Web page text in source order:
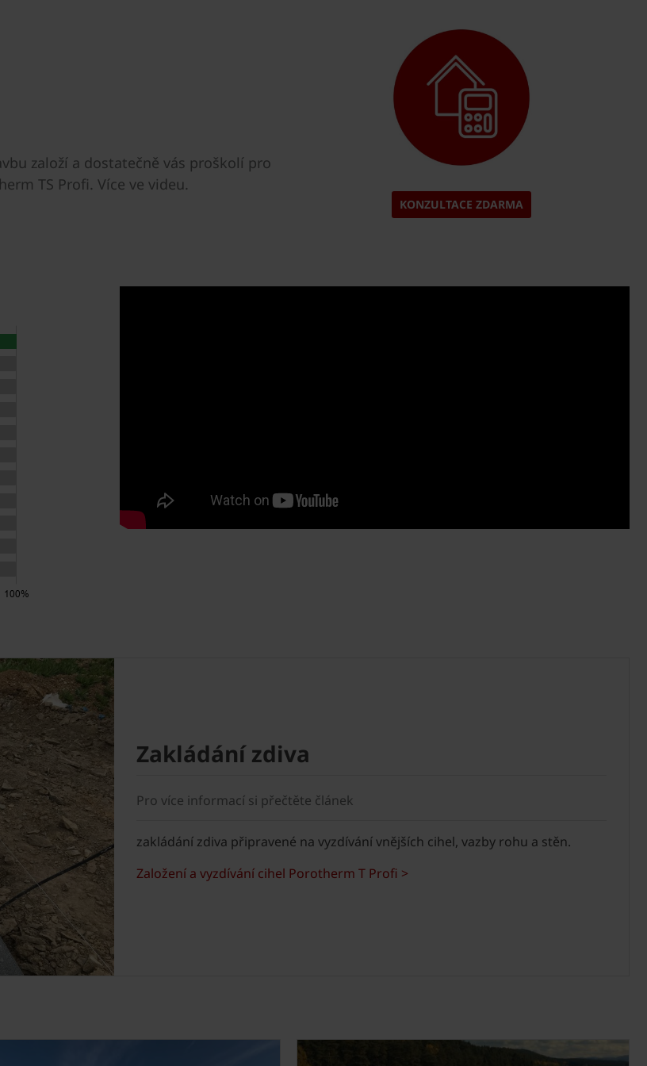
založí a dostatečně vás proškolí pro
TS Profi. Více ve videu.
KONZULTACE ZDARMA
Zakládání zdiva
Pro více informací si přečtěte článek
zakládání zdiva připravené na vyzdívání vnějších cihel, vazby rohu a stěn.
Založení a vyzdívání cihel Porotherm T Profi >